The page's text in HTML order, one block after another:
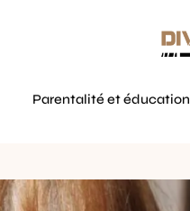
Parentalité et éducation